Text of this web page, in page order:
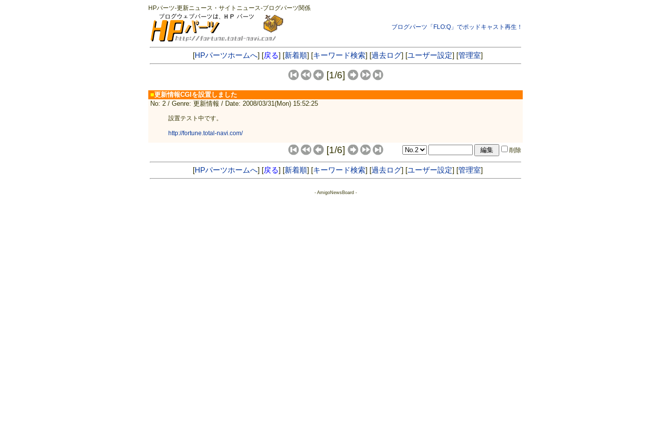
HPパーツ-更新ニュース・サイトニュース-ブログパーツ関係
ブログパーツ「FLO:Q」でポッドキャスト再生！
[HPパーツホームへ] [戻る] [新着順] [キーワード検索] [過去ログ] [ユーザー設定] [管理室]
[1/6]
■更新情報CGIを設置しました
No: 2 / Genre: 更新情報 / Date: 2008/03/31(Mon) 15:52:25
設置テスト中です。
http://fortune.total-navi.com/
[1/6] 削除
[HPパーツホームへ] [戻る] [新着順] [キーワード検索] [過去ログ] [ユーザー設定] [管理室]
- AmigoNewsBoard -